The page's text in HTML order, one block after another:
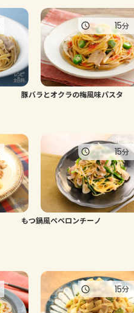
豚バラとオクラの梅風味パスタ
15分
もつ鍋風ペペロンチーノ
15分
15分